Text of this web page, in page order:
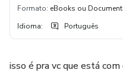
Formato: eBooks ou
Idioma: Português
isso é pra vc que está